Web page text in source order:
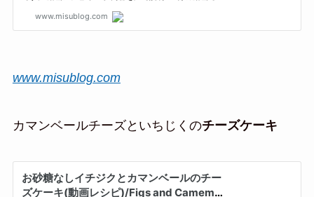
www.misublog.com
カマンベールチーズといちじくのチーズケーキ